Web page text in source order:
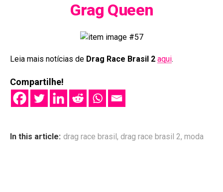
Grag Queen
Leia mais notícias de Drag Race Brasil 2 aqui.
Compartilhe!
In this article: drag race brasil, drag race brasil 2, moda